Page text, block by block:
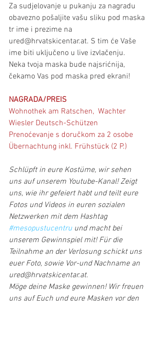
Za sudjelovanje u pukanju za nagradu
obavezno pošaljite vašu sliku pod maska
tr ime i prezime na
ured@hrvatskicentar.at. S tim će Vaše
ime biti uključeno u live izvlačenju.
Neka tvoja maska bude najsrićnija,
čekamo Vas pod maska pred ekrani!
NAGRADA/PREIS
Wohnothek am Ratschen,  Wachter
Wiesler Deutsch-Schützen
Prenoćevanje s doručkom za 2 osobe
Übernachtung inkl. Frühstück (2 P.)
Schlüpft in eure Kostüme, wir sehen
uns auf unserem Youtube-Kanal! Zeigt
uns, wie ihr gefeiert habt und teilt eure
Fotos und Videos in euren sozialen
Netzwerken mit dem Hashtag
#mesopustucentru und macht bei
unserem Gewinnspiel mit! Für die
Teilnahme an der Verlosung schickt uns
euer Foto, sowie Vor-und Nachname an
ured@hrvatskicentar.at.
Möge deine Maske gewinnen! Wir freuen
uns auf Euch und eure Masken vor den